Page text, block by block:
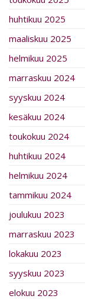
huhtikuu 2025
maaliskuu 2025
helmikuu 2025
marraskuu 2024
syyskuu 2024
kesäkuu 2024
toukokuu 2024
huhtikuu 2024
helmikuu 2024
tammikuu 2024
joulukuu 2023
marraskuu 2023
lokakuu 2023
syyskuu 2023
elokuu 2023